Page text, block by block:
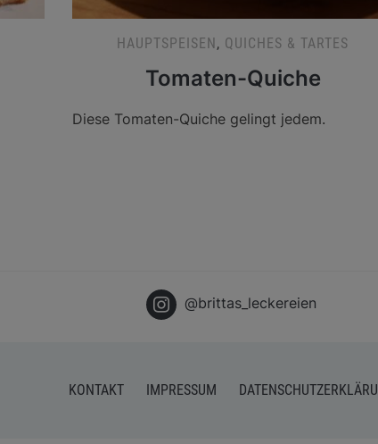
HAUPTSPEISEN, QUICHES & TARTES
Tomaten-Quiche
Diese Tomaten-Quiche gelingt jedem.
@brittas_leckereien
KONTAKT IMPRESSUM